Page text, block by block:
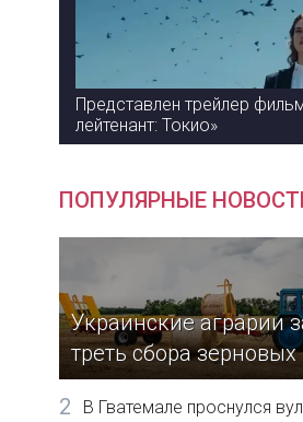
Представлен трейлер
лейтенант: Токио»
ПОПУЛЯРНЫЕ
Украинские аграрии
треть сбора зерновых
2 В Гватемале проснулся